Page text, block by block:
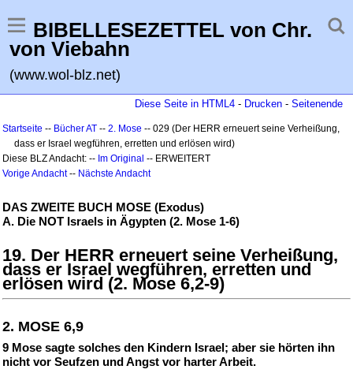
BIBELLESEZETTEL von Chr.
von Viebahn
(www.wol-blz.net)
Diese Seite in HTML4 - Drucken - Seitenende
Startseite -- Bücher AT -- 2. Mose -- 029 (Der HERR erneuert seine Verheißung,
dass er Israel wegführen, erretten und erlösen wird)
Diese BLZ Andacht: -- Im Original -- ERWEITERT
Vorige Andacht-- Nächste Andacht
DAS ZWEITE BUCH MOSE (Exodus)
A. Die NOT Israels in Ägypten (2. Mose 1-6)
19. Der HERR erneuert seine Verheißung,
dass er Israel wegführen, erretten und
erlösen wird (2. Mose 6,2-9)
2. MOSE 6,9
9 Mose sagte solches den Kindern Israel; aber sie hörten ihn
nicht vor Seufzen und Angst vor harter Arbeit.